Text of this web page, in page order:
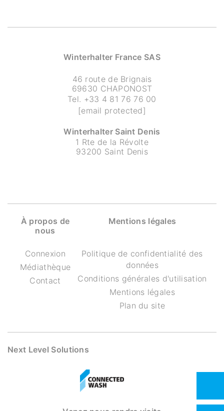
Winterhalter France SAS
46 route de Brignais
69630 CHAPONOST
Tel. +33 4 81 76 76 00
[email protected]
Winterhalter Saint Denis
1 Rte de la Révolte
93200 Saint Denis
À propos de
nous
Connexion
Médiathèque
Contact
Mentions légales
Politique de confidentialité des
données
Conditions générales d'utilisation
Mentions légales
Plan du site
Next Level Solutions